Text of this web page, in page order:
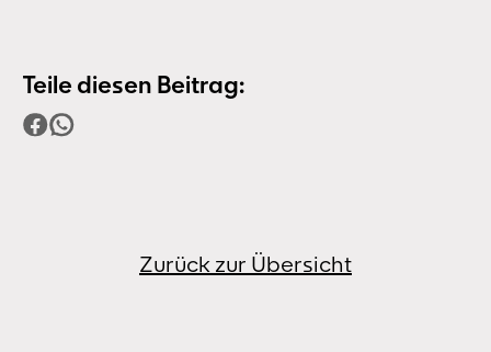
Teile diesen Beitrag:
Zurück zur Übersicht